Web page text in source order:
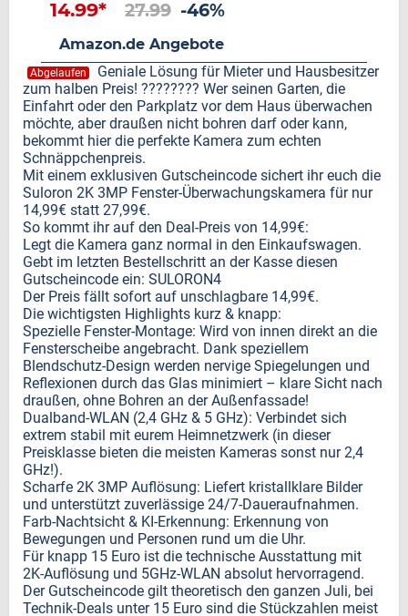
14.99* 27.99 -46%
Amazon.de Angebote
Abgelaufen
Geniale Lösung für Mieter und Hausbesitzer
zum halben Preis! ???????? Wer seinen Garten, die
Einfahrt oder den Parkplatz vor dem Haus überwachen
möchte, aber draußen nicht bohren darf oder kann,
bekommt hier die perfekte Kamera zum echten
Schnäppchenpreis.
Mit einem exklusiven Gutscheincode sichert ihr euch die
Suloron 2K 3MP Fenster-Überwachungskamera für nur
14,99€ statt 27,99€.
So kommt ihr auf den Deal-Preis von 14,99€:
Legt die Kamera ganz normal in den Einkaufswagen.
Gebt im letzten Bestellschritt an der Kasse diesen
Gutscheincode ein: SULORON4
Der Preis fällt sofort auf unschlagbare 14,99€.
Die wichtigsten Highlights kurz & knapp:
Spezielle Fenster-Montage: Wird von innen direkt an die
Fensterscheibe angebracht. Dank speziellem
Blendschutz-Design werden nervige Spiegelungen und
Reflexionen durch das Glas minimiert – klare Sicht nach
draußen, ohne Bohren an der Außenfassade!
Dualband-WLAN (2,4 GHz & 5 GHz): Verbindet sich
extrem stabil mit eurem Heimnetzwerk (in dieser
Preisklasse bieten die meisten Kameras sonst nur 2,4
GHz!).
Scharfe 2K 3MP Auflösung: Liefert kristallklare Bilder
und unterstützt zuverlässige 24/7-Daueraufnahmen.
Farb-Nachtsicht & KI-Erkennung: Erkennung von
Bewegungen und Personen rund um die Uhr.
Für knapp 15 Euro ist die technische Ausstattung mit
2K-Auflösung und 5GHz-WLAN absolut hervorragend.
Der Gutscheincode gilt theoretisch den ganzen Juli, bei
Technik-Deals unter 15 Euro sind die Stückzahlen meist